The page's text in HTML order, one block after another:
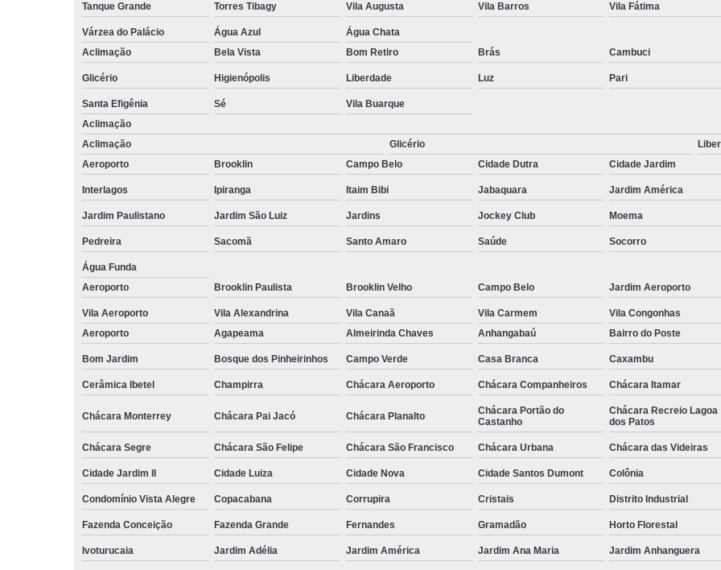
Tanque Grande Torres Tibagy Vila Augusta Vila Barros Vila Fátima
Várzea do Palácio Água Azul
Água Chata
Aclimação
Bela Vista Bom Retiro Brás Cambuci
Glicério Higienópolis Liberdade Luz Pari
Santa Efigênia Sé
Vila Buarque
Aclimação
Aclimação
Glicério
Aeroporto
Brooklin Campo Belo Cidade Dutra Cidade Jardim
Interlagos Ipiranga Itaim Bibi Jabaquara Jardim América
Jardim Paulistano Jardim São Luiz Jardins Jockey Club Moema
Pedreira Sacomã Santo Amaro Saúde Socorro
Água Funda
Aeroporto
Brooklin Paulista Brooklin Velho Campo Belo Jardim Aeroporto
Vila Aeroporto Vila Alexandrina Vila Canaã Vila Carmem
Vila Congonhas
Aeroporto
Agapeama Almeirinda Chaves Anhangabaú Bairro do Poste
Bom Jardim Bosque dos Pinheirinhos Campo Verde Casa Branca Caxambu
Cerâmica Ibetel Champirra Chácara Aeroporto Chácara Companheiros Chácara Itamar
Chácara Monterrey Chácara Pai Jacó Chácara Planalto
Chácara Portão do
Castanho
Chácara Recreio Lagoa
dos Patos
Chácara Segre Chácara São Felipe Chácara São Francisco Chácara Urbana Chácara das Videiras
Cidade Jardim II Cidade Luiza Cidade Nova Cidade Santos Dumont Colônia
Condomínio Vista Alegre Copacabana Corrupira Cristais Distrito Industrial
Fazenda Conceição Fazenda Grande Fernandes Gramadão Horto Florestal
Ivoturucaia Jardim Adélia Jardim América Jardim Ana Maria Jardim Anhanguera